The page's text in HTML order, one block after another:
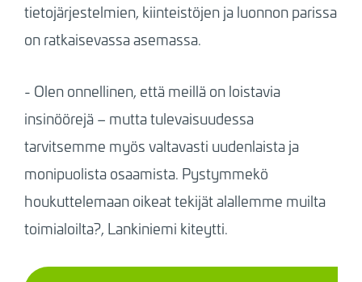
tietojärjestelmien, kiinteistöjen ja luonnon parissa
on ratkaisevassa asemassa.
- Olen onnellinen, että meillä on loistavia
insinöörejä – mutta tulevaisuudessa
tarvitsemme myös valtavasti uudenlaista ja
monipuolista osaamista. Pystymmekö
houkuttelemaan oikeat tekijät alallemme muilta
toimialoilta?, Lankiniemi kiteytti.